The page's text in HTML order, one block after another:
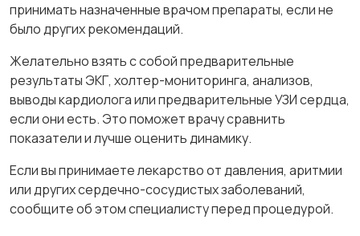
принимать назначенные врачом препараты, если не
было других рекомендаций.
Желательно взять с собой предварительные
результаты ЭКГ, холтер-мониторинга, анализов,
выводы кардиолога или предварительные УЗИ сердца,
если они есть. Это поможет врачу сравнить
показатели и лучше оценить динамику.
Если вы принимаете лекарство от давления, аритмии
или других сердечно-сосудистых заболеваний,
сообщите об этом специалисту перед процедурой.